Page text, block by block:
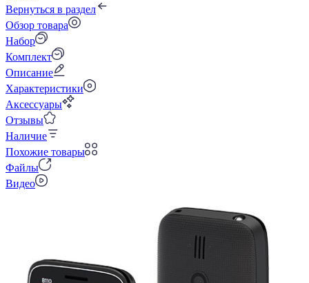
Вернуться в раздел
Обзор товара
Набор
Комплект
Описание
Характеристики
Аксессуары
Отзывы
Наличие
Похожие товары
Файлы
Видео